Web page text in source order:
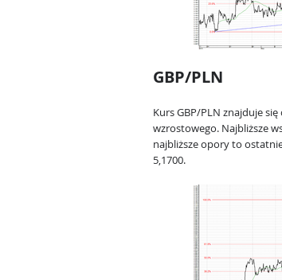
GBP/PLN
Kurs GBP/PLN znajduje
wzrostowego. Najbliższe
najbliższe opory to
5,1700.